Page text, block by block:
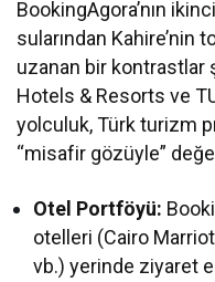
BookingAgora’nın
sularından Kahire’nin
uzanan bir kontrastlar
Hotels & Resorts ve
yolculuk, Türk turizm
“misafir gözüyle”
Otel Portföyü:
otelleri (Cairo
vb.) yerinde ziyaret